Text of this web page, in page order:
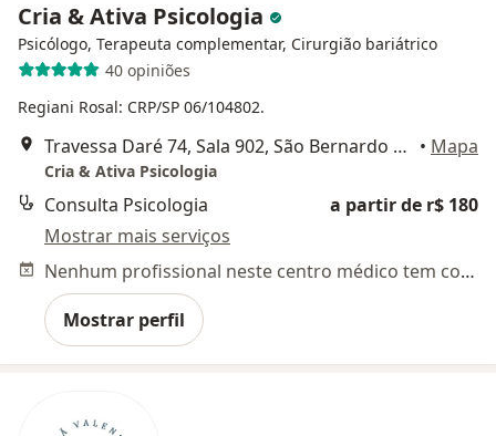
Cria & Ativa Psicologia
Psicólogo, Terapeuta complementar, Cirurgião bariátrico
40 opiniões
Regiani Rosal: CRP/SP 06/104802.
Travessa Daré 74, Sala 902, São Bernardo do Campo • Mapa
Cria & Ativa Psicologia
Consulta Psicologia
a partir de r$ 180
Mostrar mais serviços
Nenhum profissional neste centro médico tem consultas disponíveis
Mostrar perfil